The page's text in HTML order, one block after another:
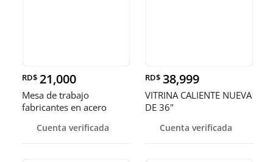
RD$ 21,000
Mesa de trabajo
fabricantes en acero
Cuenta verificada
RD$ 38,999
VITRINA CALIENTE NUEVA
DE 36"
Cuenta verificada